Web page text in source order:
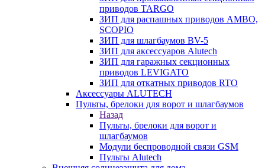
приводов TARGO
ЗИП для распашных приводов AMBO,
SCOPIO
ЗИП для шлагбаумов BV-5
ЗИП для аксессуаров Alutech
ЗИП для гаражных секционных
приводов LEVIGATO
ЗИП для откатных приводов RTO
Аксессуары ALUTECH
Пульты, брелоки для ворот и шлагбаумов
Назад
Пульты, брелоки для ворот и
шлагбаумов
Модули беспроводной связи GSM
Пульты Alutech